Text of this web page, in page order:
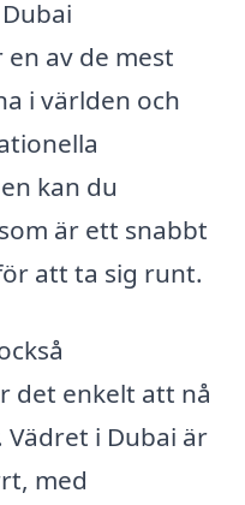
av de mest
i världen och
kan du
är ett snabbt
att ta sig runt.
det enkelt att nå
i Dubai är
med